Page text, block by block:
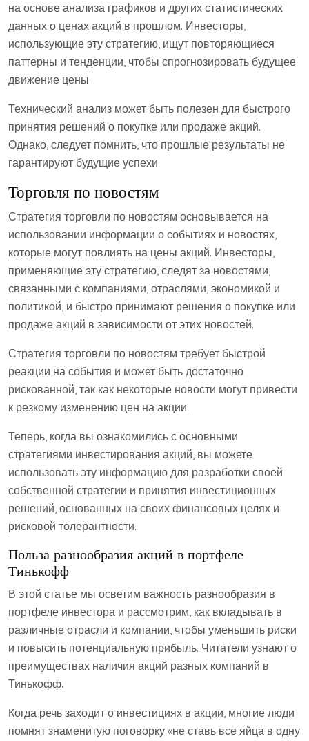
на основе анализа графиков и других статистических
данных о ценах акций в прошлом. Инвесторы,
использующие эту стратегию, ищут повторяющиеся
паттерны и тенденции, чтобы спрогнозировать будущее
движение цены.
Технический анализ может быть полезен для быстрого
принятия решений о покупке или продаже акций.
Однако, следует помнить, что прошлые результаты не
гарантируют будущие успехи.
Торговля по новостям
Стратегия торговли по новостям основывается на
использовании информации о событиях и новостях,
которые могут повлиять на цены акций. Инвесторы,
применяющие эту стратегию, следят за новостями,
связанными с компаниями, отраслями, экономикой и
политикой, и быстро принимают решения о покупке или
продаже акций в зависимости от этих новостей.
Стратегия торговли по новостям требует быстрой
реакции на события и может быть достаточно
рискованной, так как некоторые новости могут привести
к резкому изменению цен на акции.
Теперь, когда вы ознакомились с основными
стратегиями инвестирования акций, вы можете
использовать эту информацию для разработки своей
собственной стратегии и принятия инвестиционных
решений, основанных на своих финансовых целях и
рисковой толерантности.
Польза разнообразия акций в портфеле
Тинькофф
В этой статье мы осветим важность разнообразия в
портфеле инвестора и рассмотрим, как вкладывать в
различные отрасли и компании, чтобы уменьшить риски
и повысить потенциальную прибыль. Читатели узнают о
преимуществах наличия акций разных компаний в
Тинькофф.
Когда речь заходит о инвестициях в акции, многие люди
помнят знаменитую поговорку «не ставь все яйца в одну